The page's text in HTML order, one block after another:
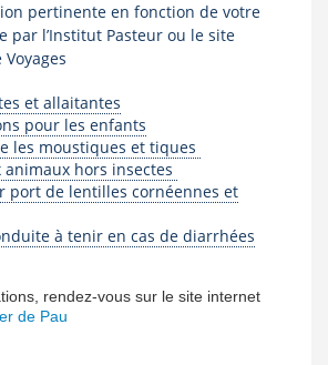
pertinente en fonction de votre
par l’Institut Pasteur ou le site
et allaitantes
pour les enfants
les moustiques et tiques
animaux hors insectes
port de lentilles cornéennes et
à tenir en cas de diarrhées
rendez-vous sur le site internet
de Pau